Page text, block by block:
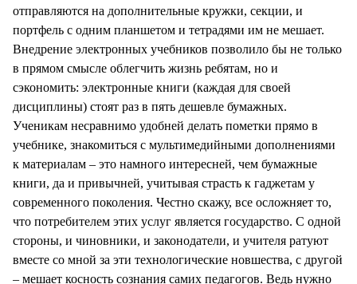
отправляются на дополнительные кружки, секции, и
портфель с одним планшетом и тетрадями им не мешает.
Внедрение электронных учебников позволило бы не только
в прямом смысле облегчить жизнь ребятам, но и
сэкономить: электронные книги (каждая для своей
дисциплины) стоят раз в пять дешевле бумажных.
Ученикам несравнимо удобней делать пометки прямо в
учебнике, знакомиться с мультимедийными дополнениями
к материалам – это намного интересней, чем бумажные
книги, да и привычней, учитывая страсть к гаджетам у
современного поколения. Честно скажу, все осложняет то,
что потребителем этих услуг является государство. С одной
стороны, и чиновники, и законодатели, и учителя ратуют
вместе со мной за эти технологические новшества, с другой
– мешает косность сознания самих педагогов. Ведь нужно